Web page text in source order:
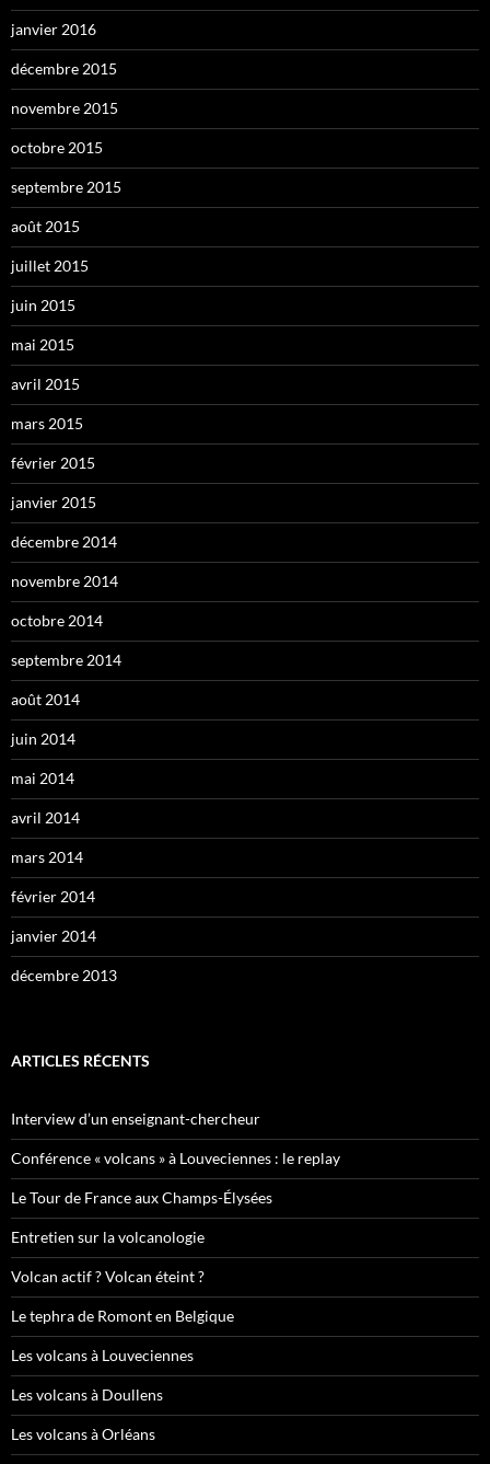
janvier 2016
décembre 2015
novembre 2015
octobre 2015
septembre 2015
août 2015
juillet 2015
juin 2015
mai 2015
avril 2015
mars 2015
février 2015
janvier 2015
décembre 2014
novembre 2014
octobre 2014
septembre 2014
août 2014
juin 2014
mai 2014
avril 2014
mars 2014
février 2014
janvier 2014
décembre 2013
ARTICLES RÉCENTS
Interview d’un enseignant-chercheur
Conférence « volcans » à Louveciennes : le replay
Le Tour de France aux Champs-Élysées
Entretien sur la volcanologie
Volcan actif ? Volcan éteint ?
Le tephra de Romont en Belgique
Les volcans à Louveciennes
Les volcans à Doullens
Les volcans à Orléans